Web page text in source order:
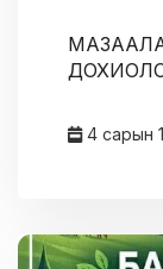
ДОХИОЛОЛ
4 сарын